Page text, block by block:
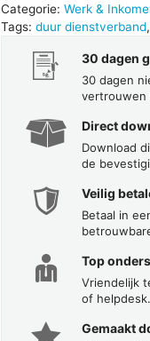
Categorie: Werk &
Tags: duur dienstverband,
30 dagen
30 dagen
vertrouwen
Direct
Download
de
Veilig
Betaal in
Top
Vriendelijk
of helpdesk.
Gemaakt